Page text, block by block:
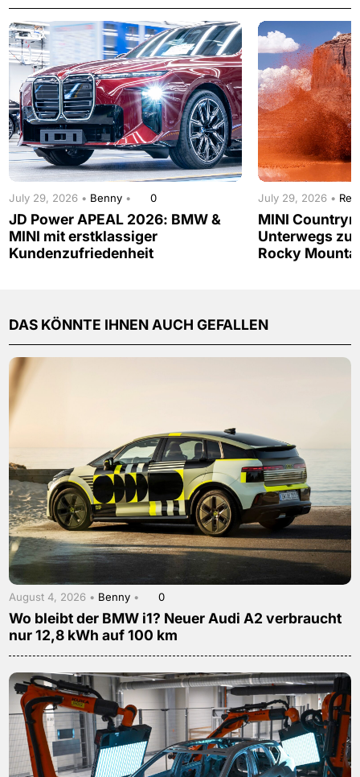
July 29, 2026 • Benny • 0
JD Power APEAL 2026: BMW &
MINI mit erstklassiger
Kundenzufriedenheit
July 29, 2026 •
MINI
Unterwegs
Rocky
DAS KÖNNTE IHNEN AUCH GEFALLEN
August 4, 2026 • Benny • 0
Wo bleibt der BMW i1? Neuer Audi A2 verbraucht
nur 12,8 kWh auf 100 km